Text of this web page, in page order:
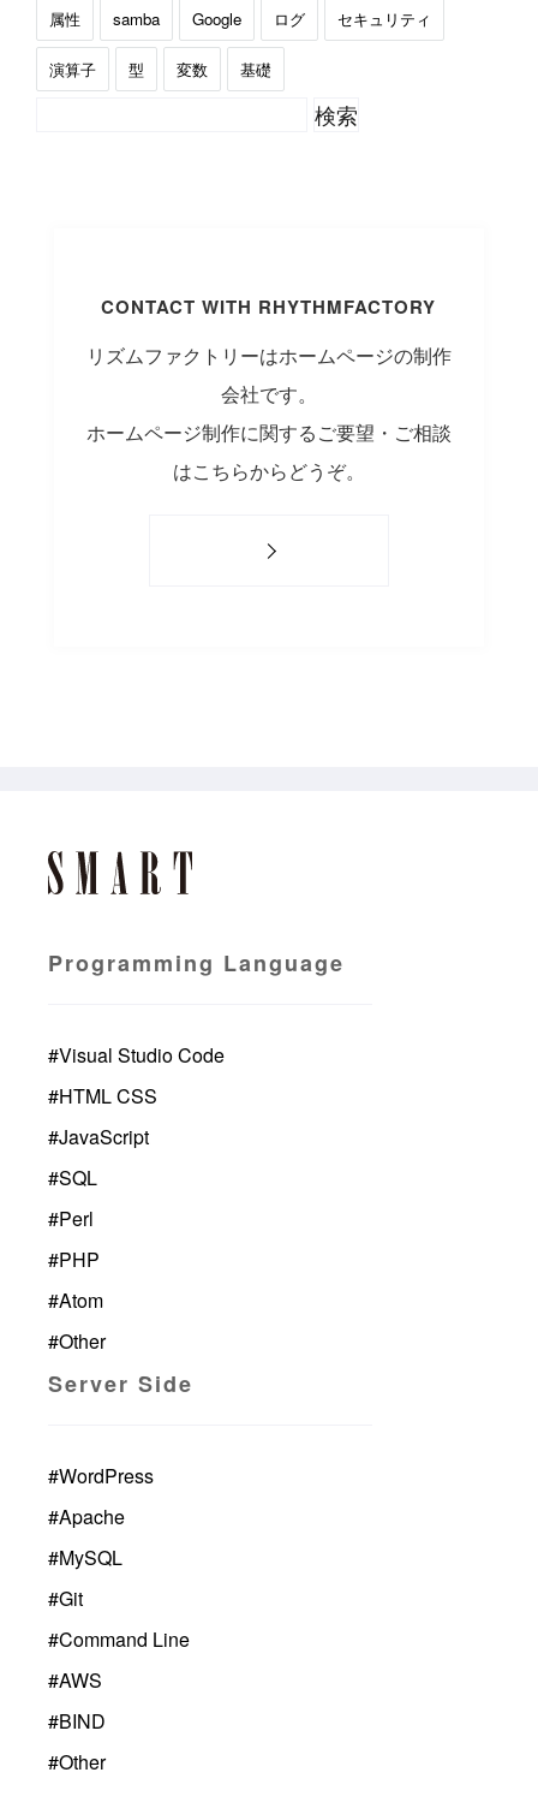
属性 samba Google ログ セキュリティ
演算子 型 変数 基礎
CONTACT WITH RHYTHMFACTORY
リズムファクトリーはホームページの制作
会社です。
ホームページ制作に関するご要望・ご相談
はこちらからどうぞ。
Programming Language
#Visual Studio Code
#HTML CSS
#JavaScript
#SQL
#Perl
#PHP
#Atom
#Other
Server Side
#WordPress
#Apache
#MySQL
#Git
#Command Line
#AWS
#BIND
#Other